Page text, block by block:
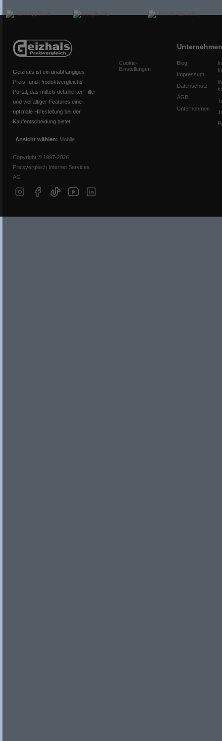
Geizhals ist ein unabhängiges
Preis- und Produktvergleichs-
Portal, das mittels detaillierter Filter
und vielfältiger Features eine
optimale Hilfestellung bei der
Kaufentscheidung bietet.
Ansicht wählen: Mobile
Copyright © 1997-2026
Preisvergleich Internet Services
AG
Cookie-
Einstellungen
Unternehmen
Blog
Impressum
Datenschutz
AGB
Unternehmen